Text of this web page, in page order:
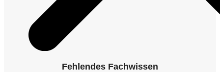
Fehlendes Fachwissen